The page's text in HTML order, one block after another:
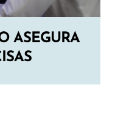
ASEGURA